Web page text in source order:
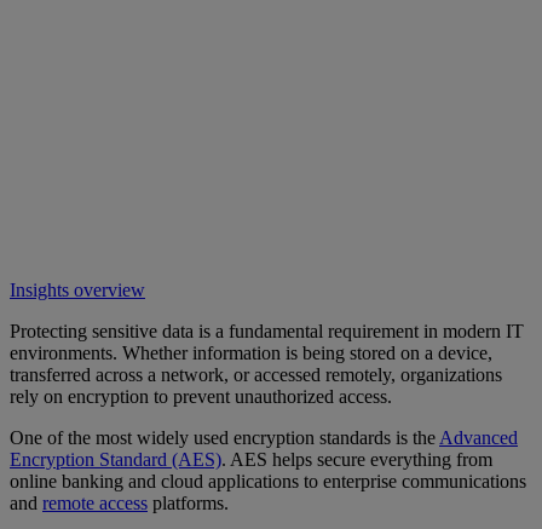
Insights overview
Protecting sensitive data is a fundamental requirement in modern IT
environments. Whether information is being stored on a device,
transferred across a network, or accessed remotely, organizations
rely on encryption to prevent unauthorized access.
One of the most widely used encryption standards is the Advanced
Encryption Standard (AES). AES helps secure everything from
online banking and cloud applications to enterprise communications
and remote access platforms.